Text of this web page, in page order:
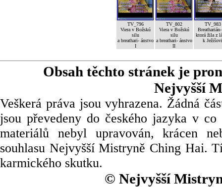
TV_796
Viera v Božskú
silu
a breathari- ánstvo
I
TV_802
Viera v Božskú
silu
a breathari- ánstvo
II
TV_983
ktorá žila z
k Ježišovi
Obsah těchto stránek je
Nejvyšší
Veškerá práva jsou vyhrazena. Žádná
jsou převedeny do českého jazyka v
materiálů nebyl upravován, krácen
souhlasu Nejvyšší Mistryně Ching Hai.
karmického skutku.
© Nejvyšší